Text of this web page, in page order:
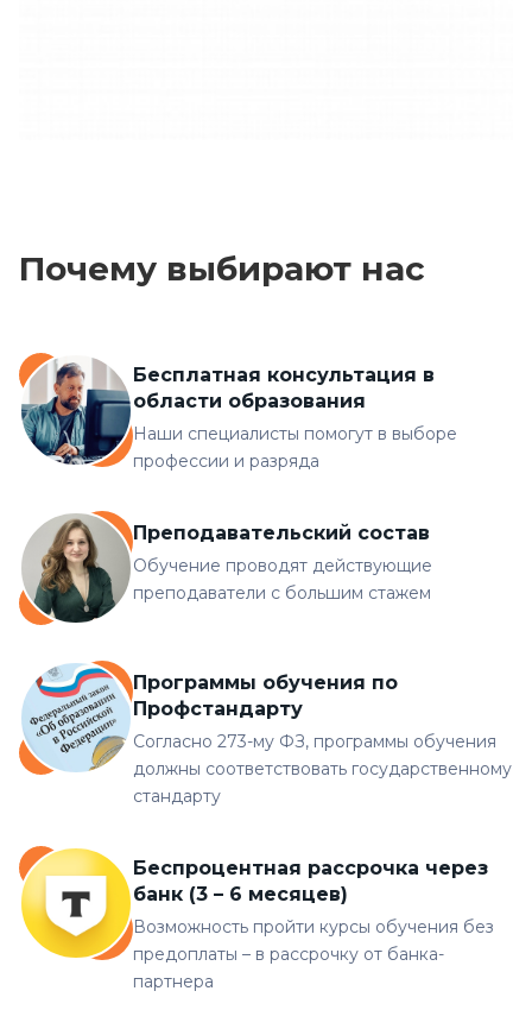
Почему выбирают нас
Бесплатная консультация в
области образования
Наши специалисты помогут в выборе
профессии и разряда
Преподавательский состав
Обучение проводят действующие
преподаватели с большим стажем
Программы обучения по
Профстандарту
Согласно 273-му ФЗ, программы обучения
должны соответствовать государственному
стандарту
Беспроцентная рассрочка через
банк (3 – 6 месяцев)
Возможность пройти курсы обучения без
предоплаты – в рассрочку от банка-
партнера